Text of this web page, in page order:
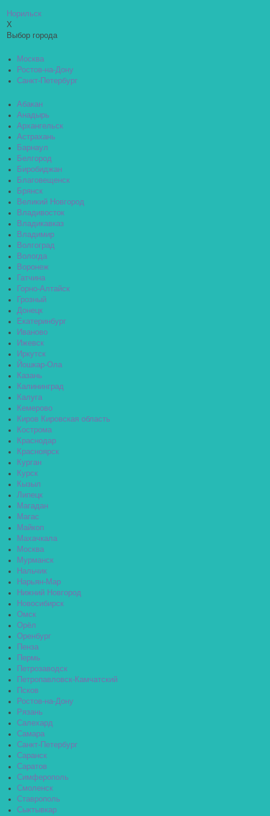
Норильск
X
Выбор города
Москва
Ростов-на-Дону
Санкт-Петербург
Абакан
Анадырь
Архангельск
Астрахань
Барнаул
Белгород
Биробиджан
Благовещенск
Брянск
Великий Новгород
Владивосток
Владикавказ
Владимир
Волгоград
Вологда
Воронеж
Гатчина
Горно-Алтайск
Грозный
Донецк
Екатеринбург
Иваново
Ижевск
Иркутск
Йошкар-Ола
Казань
Калининград
Калуга
Кемерово
Киров Кировская область
Кострома
Краснодар
Красноярск
Курган
Курск
Кызыл
Липецк
Магадан
Магас
Майкоп
Махачкала
Москва
Мурманск
Нальчик
Нарьян-Мар
Нижний Новгород
Новосибирск
Омск
Орёл
Оренбург
Пенза
Пермь
Петрозаводск
Петропавловск-Камчатский
Псков
Ростов-на-Дону
Рязань
Салехард
Самара
Санкт-Петербург
Саранск
Саратов
Симферополь
Смоленск
Ставрополь
Сыктывкар